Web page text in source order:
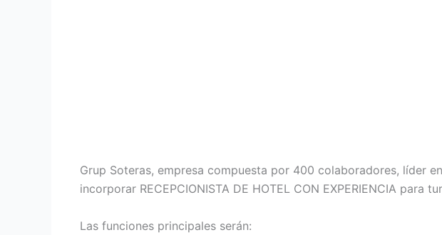
Grup Soteras, empresa compuesta por 400 colaboradores, líder
incorporar RECEPCIONISTA DE HOTEL CON EXPERIENCIA para
Las funciones principales serán: